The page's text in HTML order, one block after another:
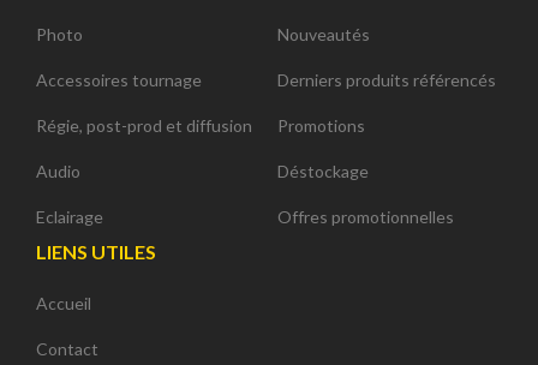
Photo
Accessoires tournage
Régie, post-prod et diffusion
Audio
Eclairage
Nouveautés
Derniers produits référencés
Promotions
Déstockage
Offres promotionnelles
LIENS UTILES
Accueil
Contact